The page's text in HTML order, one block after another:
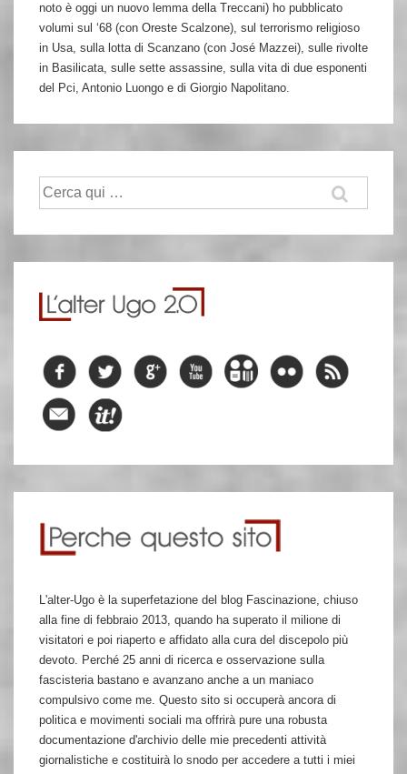
noto è oggi un nuovo lemma della Treccani) ho pubblicato
volumi sul ‘68 (con Oreste Scalzone), sul terrorismo religioso
in Usa, sulla lotta di Scanzano (con José Mazzei), sulle rivolte
in Basilicata, sulle sette assassine, sulla vita di due esponenti
del Pci, Antonio Luongo e di Giorgio Napolitano.
Cerca:
L'alter-Ugo è la superfetazione del blog Fascinazione, chiuso
alla fine di febbraio 2013, quando ha superato il milione di
visitatori e poi riaperto e affidato alla cura del discepolo più
devoto. Perché 25 anni di ricerca e osservazione sulla
fascisteria bastano e avanzano anche a un maniaco
compulsivo come me. Questo sito si occuperà ancora di
politica e movimenti sociali ma offrirà pure una robusta
documentazione d'archivio delle mie precedenti attività
giornalistiche e costituirà lo snodo per accedere a tutti i miei